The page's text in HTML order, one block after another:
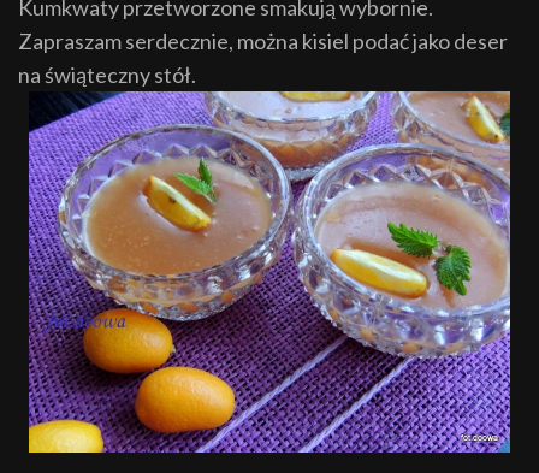
Kumkwaty przetworzone smakują wybornie.
Zapraszam serdecznie, można kisiel podać jako deser
na świąteczny stół.